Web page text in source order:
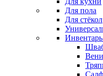
Для пола
Для стёкол